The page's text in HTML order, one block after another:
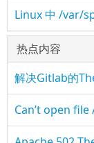
Linux 中 /var/
热点内容
解决Gitlab的
Can’t open